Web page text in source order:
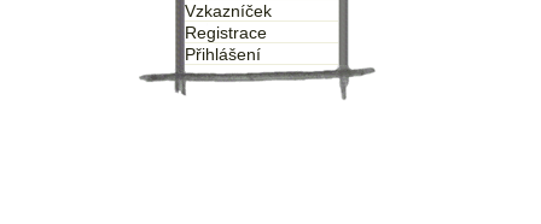
Vzkazníček
Registrace
Přihlášení